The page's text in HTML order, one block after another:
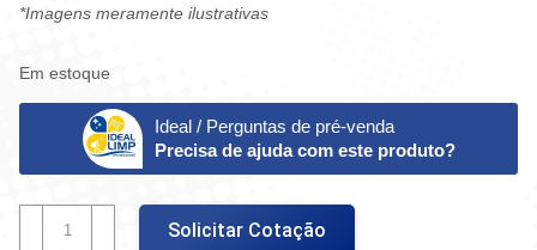
*Imagens meramente ilustrativas
Em estoque
Ideal / Perguntas de pré-venda
Precisa de ajuda com este produto?
Alumínio
Solicitar Cotação